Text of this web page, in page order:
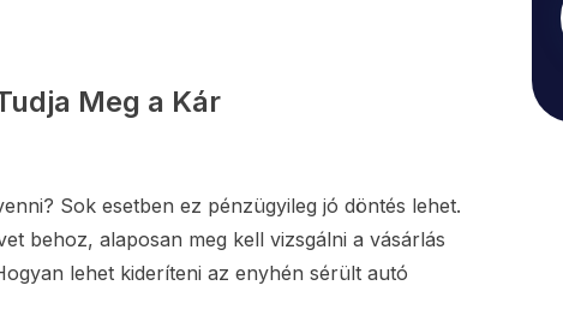
Meg a Kár
Sok esetben ez pénzügyileg jó döntés lehet.
behoz, alaposan meg kell vizsgálni a vásárlás
lehet kideríteni az enyhén sérült autó